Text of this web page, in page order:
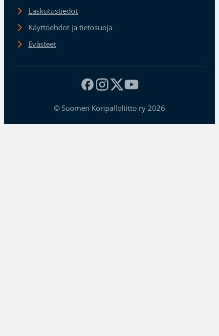
Laskutustiedot
Käyttöehdot ja tietosuoja
Evästeet
© Suomen Koripalloliitto ry 2026